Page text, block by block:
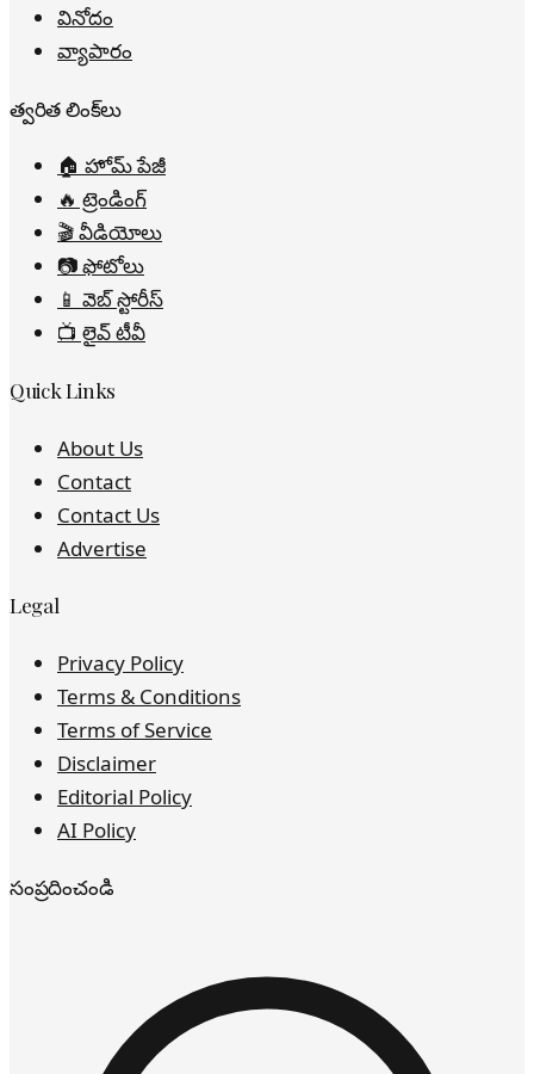
వినోదం
వ్యాపారం
త్వరిత లింక్‌లు
🏠 హోమ్ పేజీ
🔥 ట్రెండింగ్
🎬 వీడియోలు
📷 ఫోటోలు
📱 వెబ్ స్టోరీస్
📺 లైవ్ టీవీ
Quick Links
About Us
Contact
Contact Us
Advertise
Legal
Privacy Policy
Terms & Conditions
Terms of Service
Disclaimer
Editorial Policy
AI Policy
సంప్రదించండి